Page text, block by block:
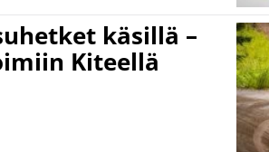
käsillä –
Kiteellä